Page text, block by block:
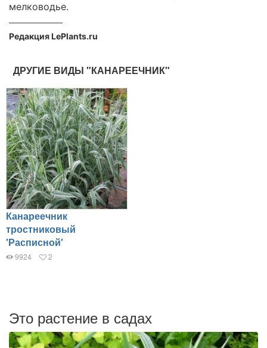
мелководье.
Редакция LePlants.ru
ДРУГИЕ ВИДЫ "КАНАРЕЕЧНИК"
Канареечник
тростниковый
'Расписной'
9924 2
Это растение в садах